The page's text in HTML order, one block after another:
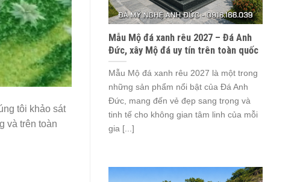
tôi khảo sát
và trên toàn
Mẫu Mộ đá xanh rêu 2027 – Đá Anh
Đức, xây Mộ đá uy tín trên toàn quốc
Mẫu Mộ đá xanh rêu 2027 là một trong
những sản phẩm nổi bật của Đá Anh
Đức, mang đến vẻ đẹp sang trọng và
tinh tế cho không gian tâm linh của mỗi
gia [...]